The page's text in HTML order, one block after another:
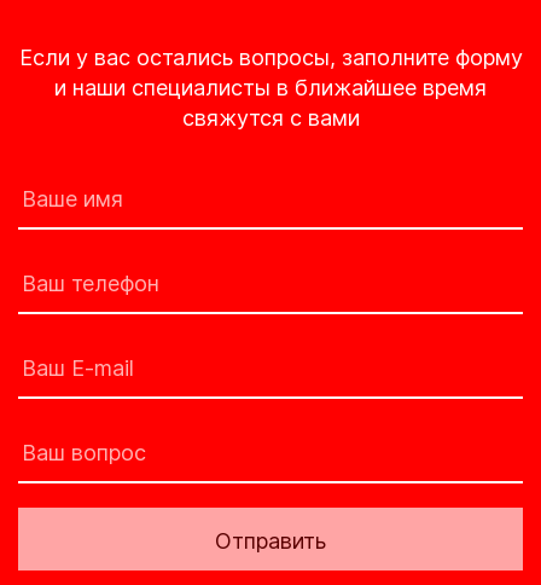
Если у вас остались вопросы, заполните форму
и наши специалисты в ближайшее время
свяжутся с вами
Отправить